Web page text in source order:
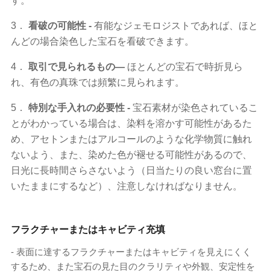
3． 看破の可能性 - 有能なジェモロジストであれば、ほと
んどの場合染色した宝石を看破できます。
4． 取引で見られるもの― ほとんどの宝石で時折見ら
れ、有色の真珠では頻繁に見られます。
5． 特別な手入れの必要性 - 宝石素材が染色されているこ
とがわかっている場合は、染料を溶かす可能性があるた
め、アセトンまたはアルコールのような化学物質に触れ
ないよう、また、染めた色が褪せる可能性があるので、
日光に長時間さらさないよう（日当たりの良い窓台に置
いたままにするなど）、注意しなければなりません。
フラクチャーまたはキャビティ充填
- 表面に達するフラクチャーまたはキャビティを見えにくく
するため、また宝石の見た目のクラリティや外観、安定性を